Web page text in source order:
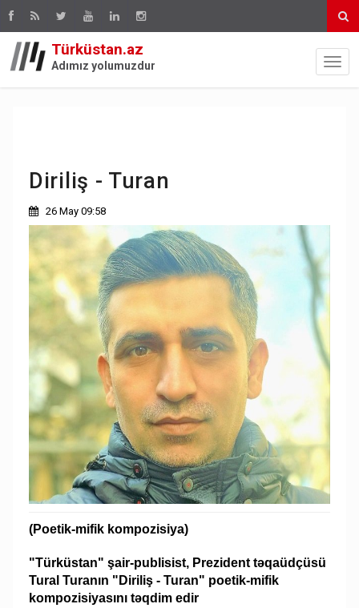
Türküstan.az
Adımız yolumuzdur
Diriliş - Turan
26 May 09:58
(Poetik-mifik kompozisiya)
"Türküstan" şair-publisist, Prezident təqaüdçüsü
Tural Turanın "Diriliş - Turan" poetik-mifik
kompozisiyasını təqdim edir